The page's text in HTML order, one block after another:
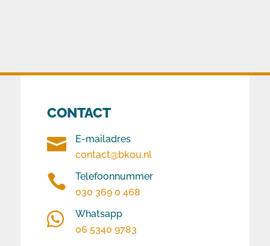
CONTACT

E-mailadres
contact@bkou.nl

Telefoonnummer
030 369 0 468

Whatsapp
06 5340 9783